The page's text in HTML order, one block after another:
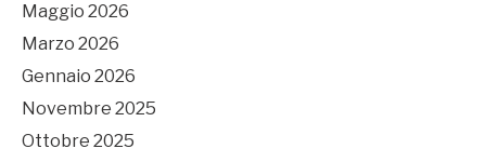
Maggio 2026
Marzo 2026
Gennaio 2026
Novembre 2025
Ottobre 2025